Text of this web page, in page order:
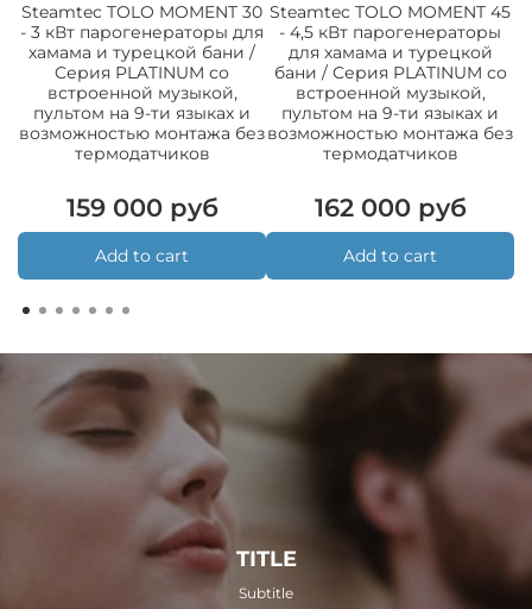
Steamtec TOLO MOMENT 30
- 3 кВт парогенераторы для
хамама и турецкой бани /
Cерия PLATINUM со
встроенной музыкой,
пультом на 9-ти языках и
возможностью монтажа без
термодатчиков
159 000 руб
Add to cart
Steamtec TOLO MOMENT 45
- 4,5 кВт парогенераторы
для хамама и турецкой
бани / Серия PLATINUM со
встроенной музыкой,
пультом на 9-ти языках и
возможностью монтажа без
термодатчиков
162 000 руб
Add to cart
TITLE
Subtitle